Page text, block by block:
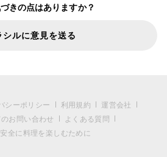
きの点はありますか？
シルに意見を送る
シーポリシー 利用規約
運営会社
お問い合わせ
よくある質問
全に料理を楽しむために